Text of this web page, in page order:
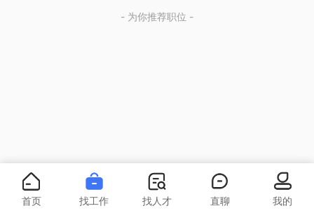
- 为你推荐职位 -
首页 找工作 找人才 直聊 我的